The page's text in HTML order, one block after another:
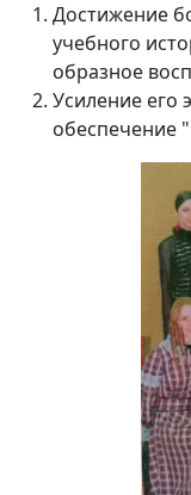
Достижение
учебного
образное
Усиление его
обеспечение